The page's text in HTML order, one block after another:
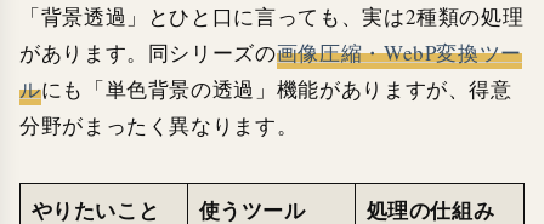
「背景透過」とひと口に言っても、実は2種類の処理
があります。同シリーズの画像圧縮・WebP変換ツー
ルにも「単色背景の透過」機能がありますが、得意
分野がまったく異なります。
やりたいこと 使うツール 処理の仕組み